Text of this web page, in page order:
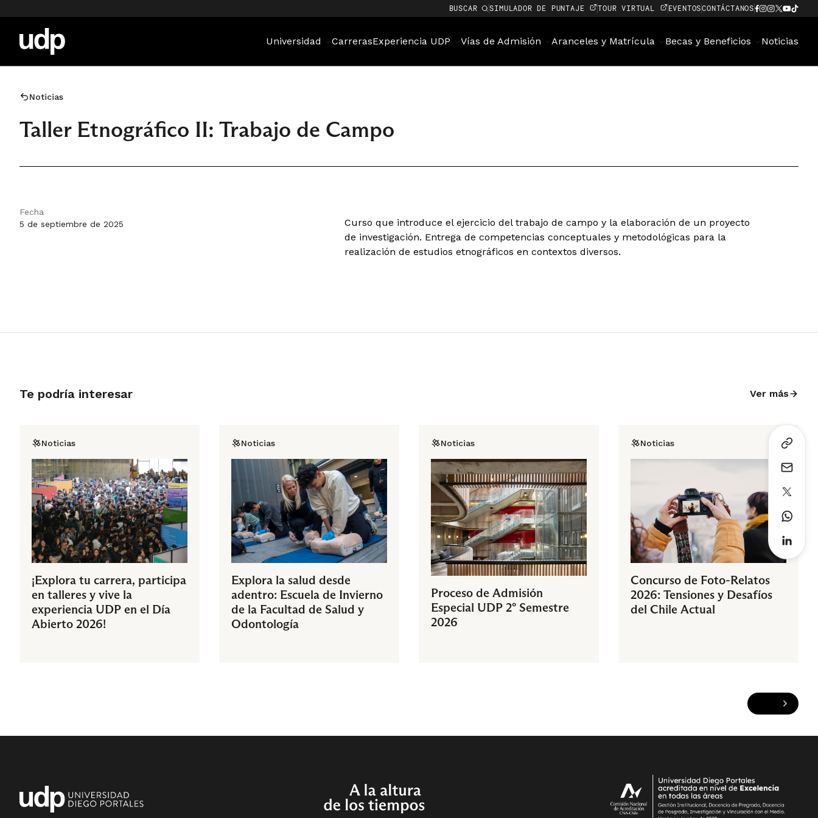
BUSCAR SIMULADOR DE PUNTAJE TOUR VIRTUAL EVENTOSCONTÁCTANOS
Universidad CarrerasExperiencia UDP Vías de Admisión Aranceles y Matrícula Becas y Beneficios Noticias
Noticias
Taller Etnográfico II: Trabajo de Campo
Fecha
5 de septiembre de 2025
Curso que introduce el ejercicio del trabajo de campo y la elaboración de un proyecto
de investigación. Entrega de competencias conceptuales y metodológicas para la
realización de estudios etnográficos en contextos diversos.
Te podría interesar Ver más
Noticias
¡Explora tu carrera, participa
en talleres y vive la
experiencia UDP en el Día
Abierto 2026!
Noticias
Explora la salud desde
adentro: Escuela de Invierno
de la Facultad de Salud y
Odontología
Noticias
Proceso de Admisión
Especial UDP 2° Semestre
2026
Noticias
Concurso de Foto-Relatos
2026: Tensiones y Desafíos
del Chile Actual